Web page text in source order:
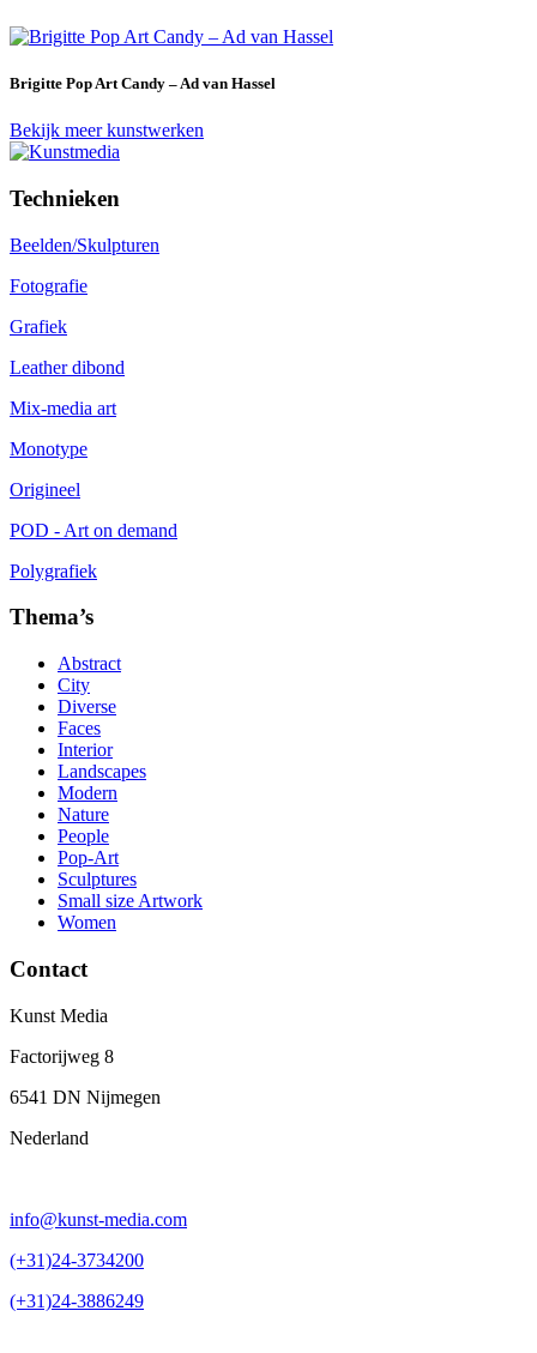
Brigitte Pop Art Candy – Ad van Hassel
Bekijk meer kunstwerken
Technieken
Beelden/Skulpturen
Fotografie
Grafiek
Leather dibond
Mix-media art
Monotype
Origineel
POD - Art on demand
Polygrafiek
Thema’s
Abstract
City
Diverse
Faces
Interior
Landscapes
Modern
Nature
People
Pop-Art
Sculptures
Small size Artwork
Women
Contact
Kunst Media
Factorijweg 8
6541 DN Nijmegen
Nederland
info@kunst-media.com
(+31)24-3734200
(+31)24-3886249